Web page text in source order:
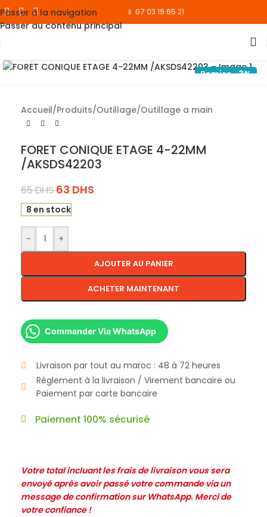
Passer à la navigation
Passer au contenu principal
📱 07 03 19 65 21
Remise -3%
Accueil/Produits/Outillage/Outillage a main
FORET CONIQUE ETAGE 4-22MM
/AKSDS42203
65DHS 63 DHS
8 en stock
- +
AJOUTER AU PANIER
ACHETER MAINTENANT
Commander Via WhatsApp
Livraison par tout au maroc : 48 à 72 heures
Règlement à la livraison / Virement bancaire ou
Paiement par carte bancaire
Paiement 100% sécurisé
Votre total incluant les frais de livraison vous sera
envoyé après avoir passé votre commande via un
message de confirmation sur WhatsApp. Merci de
votre confiance !